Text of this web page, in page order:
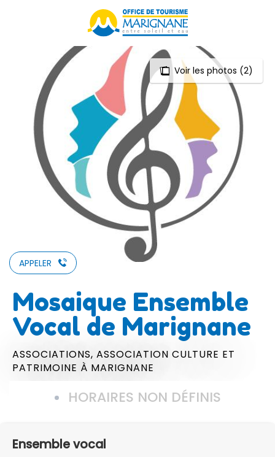
Voir les photos (2)
APPELER
Mosaique Ensemble
Vocal de Marignane
ASSOCIATIONS, ASSOCIATION CULTURE ET
PATRIMOINE À MARIGNANE
HORAIRES NON DÉFINIS
Ensemble vocal